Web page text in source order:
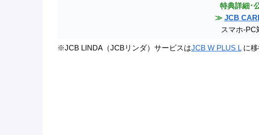
特典詳細･
≫ JCB
スマホ-PC
※JCB LINDA（JCBリンダ）サービスはJCB W PLUS Lに移